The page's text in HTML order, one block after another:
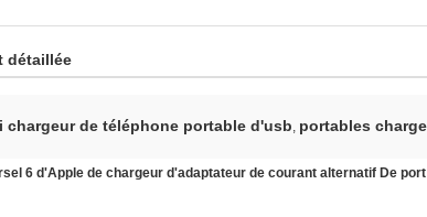
détaillée
chargeur de téléphone portable d'usb, portables
6 d'Apple de chargeur d'adaptateur de courant alternatif De